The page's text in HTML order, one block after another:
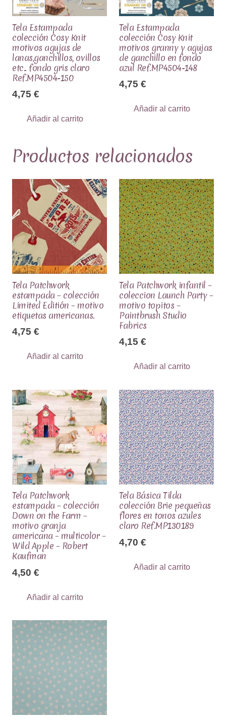
Tela Estampada
colección Cosy Knit
motivos agujas de
lanas,ganchillos, ovillos
etc.. fondo gris claro
Ref.MP4504-150
4,75 €
Añadir al carrito
Tela Estampada
colección Cosy Knit
motivos granny y agujas
de ganchillo en fondo
azul Ref.MP4504-148
4,75 €
Añadir al carrito
Productos relacionados
Tela Patchwork
estampada – colección
Limited Editión – motivo
etiquetas americanas.
4,75 €
Añadir al carrito
Tela Patchwork infantil –
coleccion Launch Party –
motivo topitos –
Paintbrush Studio
Fabrics
4,15 €
Añadir al carrito
Tela Patchwork
estampada – colección
Down on the Farm –
motivo granja
americana – multicolor –
Wild Apple – Robert
Kaufman
4,50 €
Añadir al carrito
Tela Básica Tilda
colección Brie pequeñas
flores en tonos azules
claro Ref.MP130189
4,70 €
Añadir al carrito